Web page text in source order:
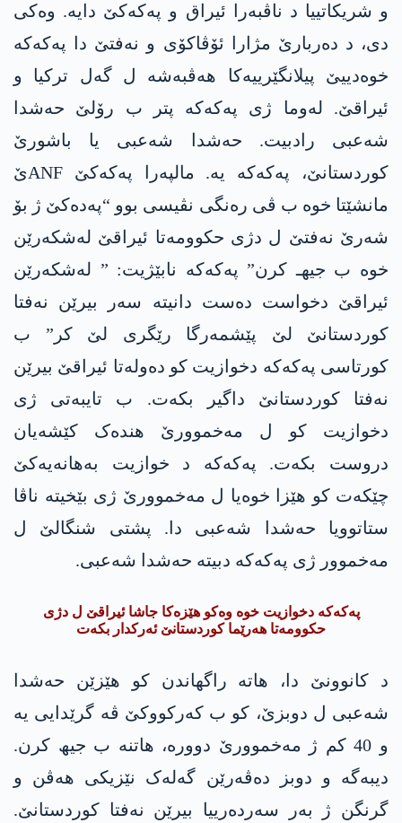
و شریکاتییا د ناڤبەرا ئیراق و پەکەکێ دایە. وەکی
دی، د دەربارێ مژارا ئۆڤاکۆی و نەفتێ دا پەکەکە
خوەدییێ پیلانگێرییەکا هەڤبەشە ل گەل ترکیا و
ئیراقێ. لەوما ژی پەکەکە پتر ب رۆلێ حەشدا
شەعبی رادبیت. حەشدا شەعبی یا باشورێ
کوردستانێ، پەکەکە یە. مالپەرا پەکەکێ ANFێ
مانشێتا خوە ب ڤی رەنگی نڤیسی بوو “پەدەکێ ژ بۆ
شەرێ نەفتێ ل دژی حکوومەتا ئیراقێ لەشکەرێن
خوە ب جیهـ کرن” پەکەکە نابێژیت: ” لەشکەرێن
ئیراقێ دخواست دەست دانیتە سەر بیرێن نەفتا
کوردستانێ لێ پێشمەرگا رێگری لێ کر” ب
کورتاسی پەکەکە دخوازیت کو دەولەتا ئیراقێ بیرێن
نەفتا کوردستانێ داگیر بکەت. ب تایبەتی ژی
دخوازیت کو ل مەخموورێ ھندەک کێشەیان
دروست بکەت. پەکەکە د خوازیت بەهانەیەکێ
چێکەت کو ھێزا خوەیا ل مەخموورێ ژی بێخیتە ناڤا
ستاتوویا حەشدا شەعبی دا. پشتی شنگالێ ل
مەخموور ژی پەکەکە دبیتە حەشدا شەعبی.
پەکەکە دخوازیت خوە وەکو ھێزەکا جاشا ئیراقێ ل دژی
حکوومەتا ھەرێما کوردستانێ ئەرکدار بکەت
د کانوونێ دا، ھاتە راگھاندن کو ھێزێن حەشدا
شەعبی ل دوبزێ، کو ب کەرکووکێ ڤە گرێدایی یە
و 40 کم ژ مەخموورێ دوورە، ھاتنە ب جیھ کرن.
دیبەگە و دوبز دەڤەرێن گەلەک نێزیکی ھەڤن و
گرنگن ژ بەر سەردەرییا بیرێن نەفتا کوردستانێ.